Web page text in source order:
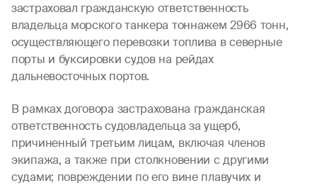
застраховал гражданскую ответственность
владельца морского танкера тоннажем 2966 тонн,
осуществляющего перевозки топлива в северные
порты и буксировки судов на рейдах
дальневосточных портов.
В рамках договора застрахована гражданская
ответственность судовладельца за ущерб,
причиненный третьим лицам, включая членов
экипажа, а также при столкновении с другими
судами; повреждении по его вине плавучих и